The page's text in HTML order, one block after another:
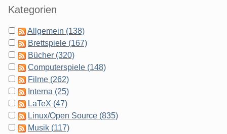
Kategorien
Allgemein (138)
Brettspiele (167)
Bücher (320)
Computerspiele (148)
Filme (262)
Interna (25)
LaTeX (47)
Linux/Open Source (835)
Musik (117)